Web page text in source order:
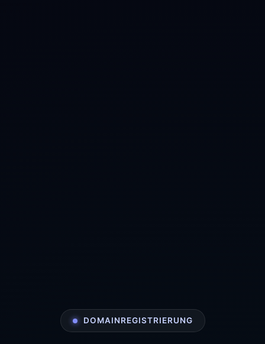
DOMAINREGISTRIERUNG